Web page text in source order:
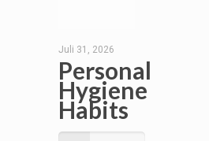
Juli 31, 2026
Personal
Hygiene
Habits